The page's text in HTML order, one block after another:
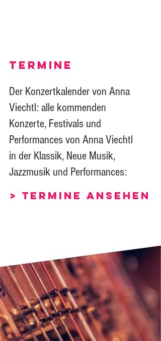
TERMINE
Der Konzertkalender von Anna
Viechtl: alle kommenden
Konzerte, Festivals und
Performances von Anna Viechtl
in der Klassik, Neue Musik,
Jazzmusik und Performances:
> TerMINE ANSEHEN